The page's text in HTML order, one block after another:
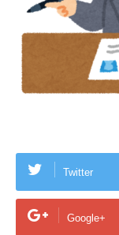
Twitter
Google+